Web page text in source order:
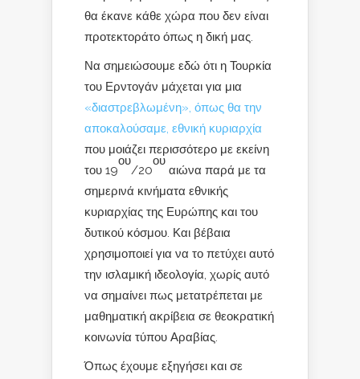
θα έκανε κάθε χώρα που δεν είναι
προτεκτοράτο όπως η δική μας.
Να σημειώσουμε εδώ ότι η Τουρκία
του Ερντογάν μάχεται για μια
«διαστρεβλωμένη», όπως θα την
αποκαλούσαμε, εθνική κυριαρχία
που μοιάζει περισσότερο με εκείνη
του 19
ου
/20
ου
αιώνα παρά με τα
σημερινά κινήματα εθνικής
κυριαρχίας της Ευρώπης και του
δυτικού κόσμου. Και βέβαια
χρησιμοποιεί για να το πετύχει αυτό
την ισλαμική ιδεολογία, χωρίς αυτό
να σημαίνει πως μετατρέπεται με
μαθηματική ακρίβεια σε θεοκρατική
κοινωνία τύπου Αραβίας.
Όπως έχουμε εξηγήσει και σε